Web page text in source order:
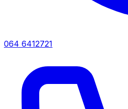
064 6412721